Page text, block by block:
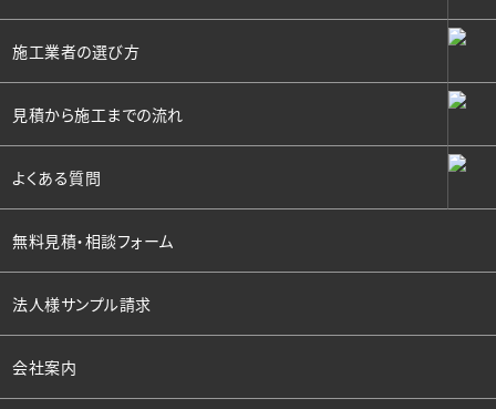
施工業者の選び方
見積から施工までの流れ
よくある質問
無料見積・相談フォーム
法人様サンプル請求
会社案内